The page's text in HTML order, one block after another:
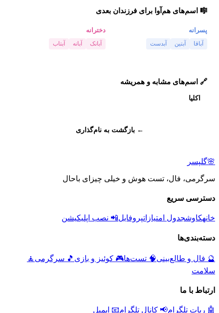
🎼 اسم‌های هم‌آوا برای فرزندان بعدی
پسرانه
آباقا آبتین آبدست
دخترانه
آبانک آبانه آبتاب
🔗 اسم‌های مشابه و همریشه
اکلیا
← بازگشت به نام‌گذاری
🌸گلپسر
سرگرمی، فال، تست هوش و خیلی چیزای باحال
دسترسی سریع
خانهکاوشجدول امتیازاتپروفایل📲 نصب اپلیکیشن
دسته‌بندی‌ها
🔮 فال و طالع‌بینی🧠 تست‌ها🎮 کوئیز و بازی 🎵 سرگرمی 🧘
سلامت
ارتباط با ما
🤖 ربات تلگرام📢 کانال تلگرام📧 ایمیل